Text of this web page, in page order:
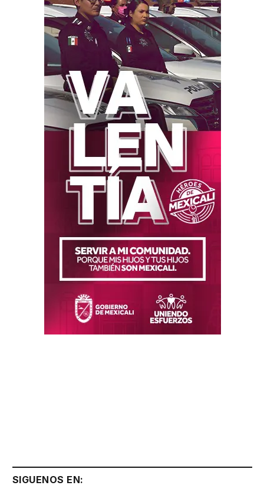
SIGUENOS EN: